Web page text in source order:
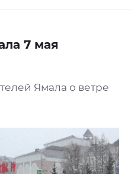
7 мая
Ямала о ветре